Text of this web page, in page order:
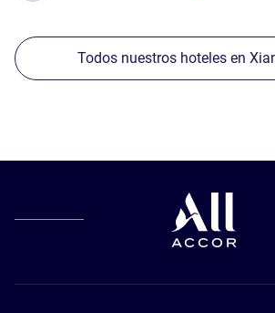
Todos nuestros hoteles en